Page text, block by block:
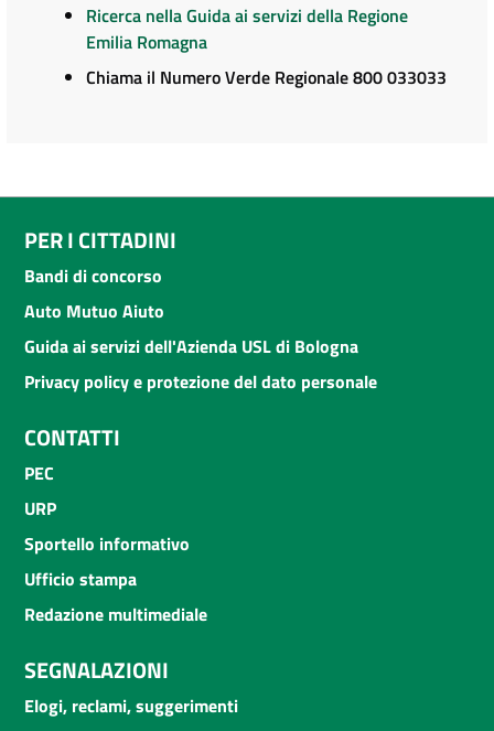
Ricerca nella Guida ai servizi della Regione
Emilia Romagna
Chiama il Numero Verde Regionale 800 033033
PER I CITTADINI
Bandi di concorso
Auto Mutuo Aiuto
Guida ai servizi dell'Azienda USL di Bologna
Privacy policy e protezione del dato personale
CONTATTI
PEC
URP
Sportello informativo
Ufficio stampa
Redazione multimediale
SEGNALAZIONI
Elogi, reclami, suggerimenti